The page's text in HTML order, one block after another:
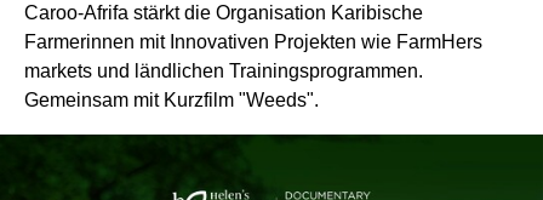
Caroo-Afrifa stärkt die Organisation Karibische
Farmerinnen mit Innovativen Projekten wie FarmHers
markets und ländlichen Trainingsprogrammen.
Gemeinsam mit Kurzfilm "Weeds".